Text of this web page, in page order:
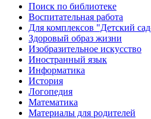
Поиск по библиотеке
Воспитательная работа
Для комплексов "Детский
Здоровый образ жизни
Изобразительное искусство
Иностранный язык
Информатика
История
Логопедия
Математика
Материалы для родителей